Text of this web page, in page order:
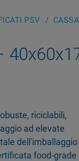
PSV
riciclabili,
ad elevate
dell'imballaggio
food-grade